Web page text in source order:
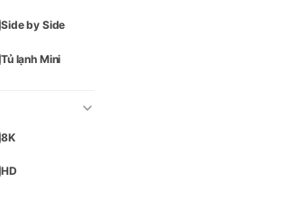
Side by Side
Tủ lạnh Mini
8K
HD